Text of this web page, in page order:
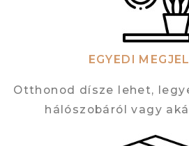
EGYEDI
Otthonod dísze lehet,
hálószobáról vagy